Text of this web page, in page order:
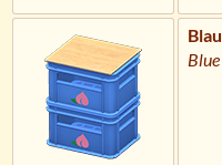
Blau
Blue